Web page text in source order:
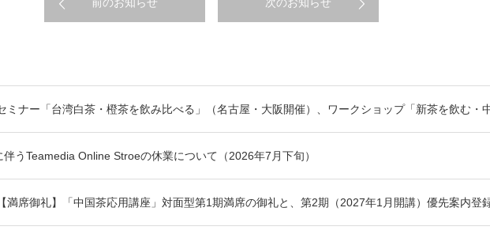
ミナー「台湾白茶・橙茶を飲み比べる」（名古屋・大阪開催）、ワークショップ「新茶を飲む・
伴うTeamedia Online Stroeの休業について（2026年7月下旬）
【満席御礼】「中国茶応用講座」対面型第1期満席の御礼と、第2期（2027年1月開講）優先案内登